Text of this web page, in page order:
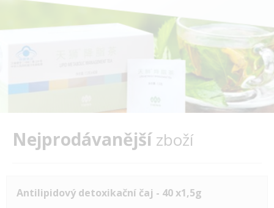
Nejprodávanějšízboží
Antilipidový detoxikační čaj - 40 x1,5g